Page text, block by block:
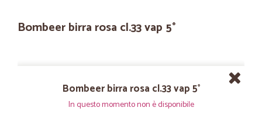
Bombeer birra rosa cl.33 vap 5°
Bombeer birra rosa cl.33 vap 5°
In questo momento non è disponibile